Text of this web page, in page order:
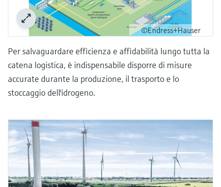
©Endress+Hauser
Per salvaguardare efficienza e affidabilità lungo tutta la
catena logistica, è indispensabile disporre di misure
accurate durante la produzione, il trasporto e lo
stoccaggio dell'idrogeno.